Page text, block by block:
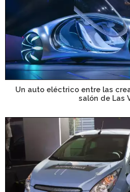
Un auto eléctrico entre las
salón de Las